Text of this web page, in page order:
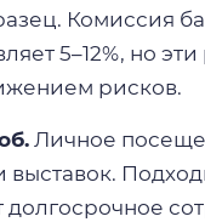
Комиссия
5–12%, но
рисков.
Личное
выставок.
долгосрочное